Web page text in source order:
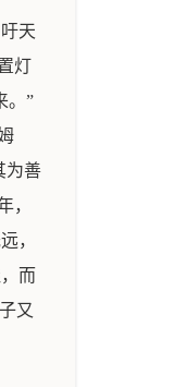
天
灯
。”
为善
，
，
而
又